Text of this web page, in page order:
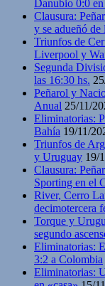
Danubio 0:0
Clausura:
y se adueñó de
Triunfos de
Liverpool y
Segunda
las 16:30 hs.
Peñarol y
Anual 25/11/
Eliminatorias:
Bahía 19/11/
Triunfos de
y Uruguay 19/
Clausura:
Sporting en el
River, Cerro
decimotercera
Torque y
segundo
Eliminatorias:
3:2 a Colombia
Eliminatorias: